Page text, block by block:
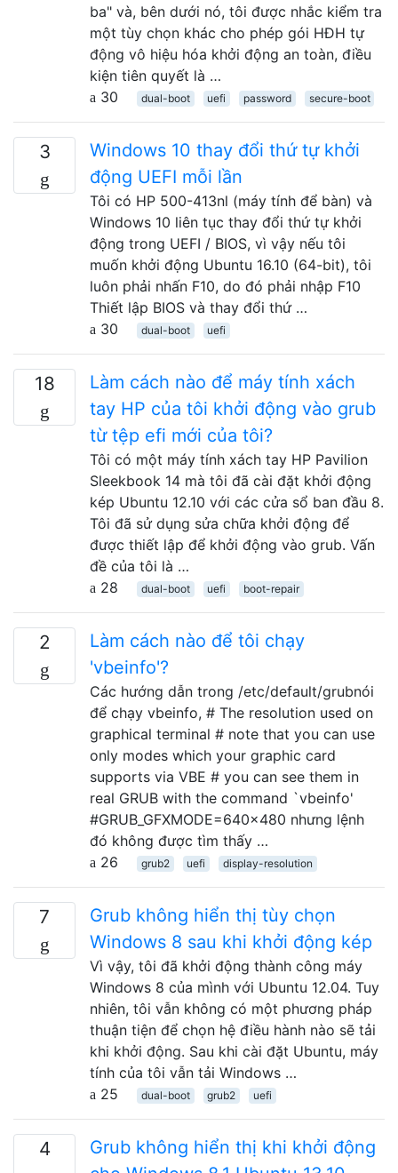
ba" và, bên dưới nó, tôi được nhắc kiểm tra
một tùy chọn khác cho phép gói HĐH tự
động vô hiệu hóa khởi động an toàn, điều
kiện tiên quyết là …
30
dual-boot uefi password secure-boot
3
Windows 10 thay đổi thứ tự khởi
động UEFI mỗi lần
Tôi có HP 500-413nl (máy tính để bàn) và
Windows 10 liên tục thay đổi thứ tự khởi
động trong UEFI / BIOS, vì vậy nếu tôi
muốn khởi động Ubuntu 16.10 (64-bit), tôi
luôn phải nhấn F10, do đó phải nhập F10
Thiết lập BIOS và thay đổi thứ …
30
dual-boot uefi
18
Làm cách nào để máy tính xách
tay HP của tôi khởi động vào grub
từ tệp efi mới của tôi?
Tôi có một máy tính xách tay HP Pavilion
Sleekbook 14 mà tôi đã cài đặt khởi động
kép Ubuntu 12.10 với các cửa sổ ban đầu 8.
Tôi đã sử dụng sửa chữa khởi động để
được thiết lập để khởi động vào grub. Vấn
đề của tôi là …
28
dual-boot uefi boot-repair
2
Làm cách nào để tôi chạy
'vbeinfo'?
Các hướng dẫn trong /etc/default/grubnói
để chạy vbeinfo, # The resolution used on
graphical terminal # note that you can use
only modes which your graphic card
supports via VBE # you can see them in
real GRUB with the command `vbeinfo'
#GRUB_GFXMODE=640x480 nhưng lệnh
đó không được tìm thấy …
26
grub2 uefi display-resolution
7
Grub không hiển thị tùy chọn
Windows 8 sau khi khởi động kép
Vì vậy, tôi đã khởi động thành công máy
Windows 8 của mình với Ubuntu 12.04. Tuy
nhiên, tôi vẫn không có một phương pháp
thuận tiện để chọn hệ điều hành nào sẽ tải
khi khởi động. Sau khi cài đặt Ubuntu, máy
tính của tôi vẫn tải Windows …
25
dual-boot grub2 uefi
4
Grub không hiển thị khi khởi động